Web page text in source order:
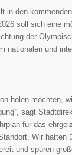
in den
soll sich eine
der
nationalen und
holen möchten,
sagt
für das
Wir hatten
und spüren